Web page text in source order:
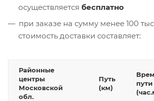
осуществляется бесплатно
при заказе на сумму менее 100
стоимость доставки составляет:
Районные
центры
Московской
обл.
Путь
(км)
пути